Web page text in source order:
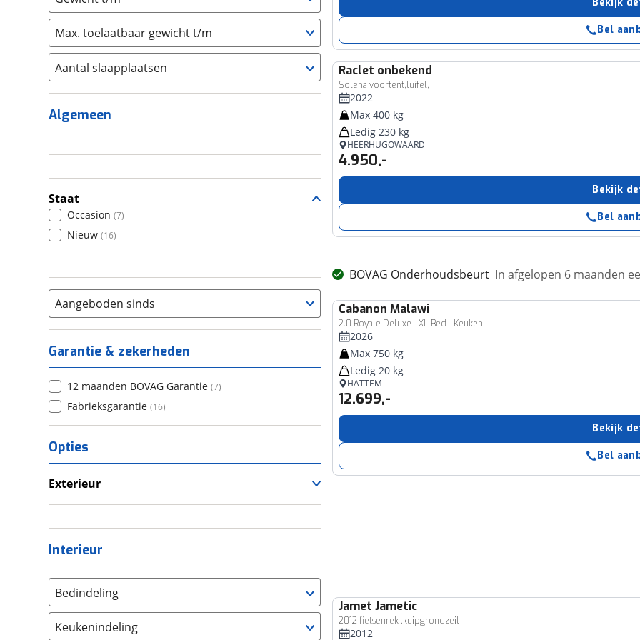
Max. toelaatbaar gewicht t/m
Aantal slaapplaatsen
1 (0)
2 (7)
3 (0)
Algemeen
Staat
Occasion (7)
Nieuw (16)
Aangeboden sinds
Garantie & zekerheden
12 maanden BOVAG Garantie (7)
Fabrieksgarantie (16)
Opties
Exterieur
Interieur
Bedindeling
Twee aparte bedden (0)
Alkoofbed ( 0)
Keukenindeling
Bel
Raclet onbekend
Solena voortent,luifel,
2022
Max 400 kg
Ledig 230 kg
HEERHUGOWAARD
4.950,-
Bekijk
Bel
BOVAG Onderhoudsbeurt In afgelopen 6 maanden
Cabanon Malawi
2.0 Royale Deluxe - XL Bed - Keuken
2026
Max 750 kg
Ledig 20 kg
HATTEM
12.699,-
Bekijk
Bel
Jamet Jametic
2012 fietsenrek ,kuipgrondzeil
2012